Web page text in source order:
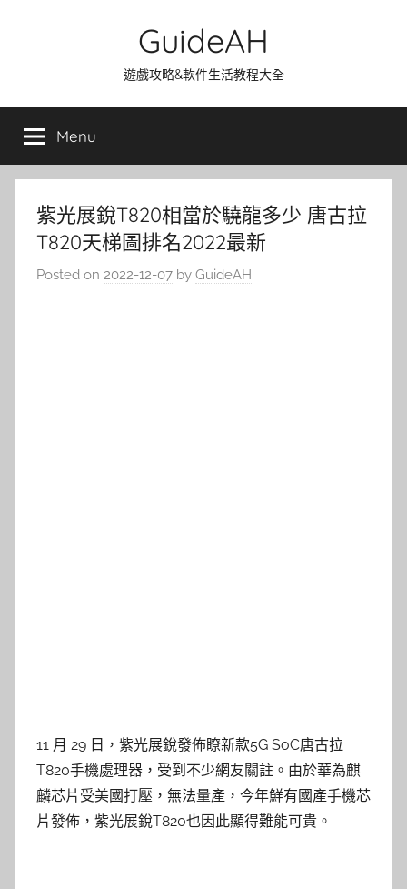
GuideAH
遊戲攻略&軟件生活教程大全
Menu
紫光展銳T820相當於驍龍多少 唐古拉
T820天梯圖排名2022最新
Posted on 2022-12-07 by GuideAH
11 月 29 日，紫光展銳發佈瞭新款5G SoC唐古拉
T820手機處理器，受到不少網友關註。由於華為麒
麟芯片受美國打壓，無法量產，今年鮮有國產手機芯
片發佈，紫光展銳T820也因此顯得難能可貴。